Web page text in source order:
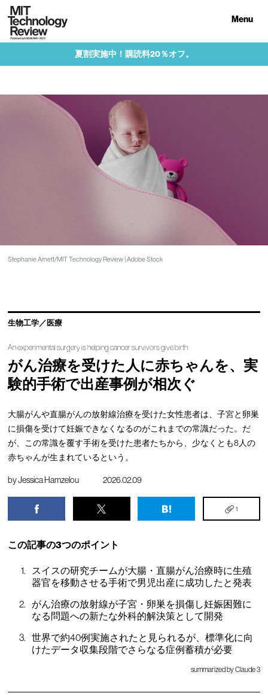
Menu
夏割実施中！購読料20％オフ。
Stephanie Arnett/MIT Technology Review | Adobe Stock
生物工学／医療
An experimental surgery is helping cancer survivors give birth
がん治療を受けた人に赤ちゃんを、実
験的手術で出産事例が相次ぐ
大腸がんや直腸がんの放射線治療を受けた女性患者は、子宮と卵巣
に損傷を受けて妊娠できなくなるのがこれまでの常識だった。だ
が、この常識を覆す手術を受けた患者たちから、少なくとも8人の
赤ちゃんが生まれているという。
byJessica Hamzelou 2026.02.09
1
この記事の3つのポイント
スイスの研究チームが大腸・直腸がん治療時に生殖
器官を移動させる手術で男児出産に成功したと発表
がん治療の放射線が子宮・卵巣を損傷し妊娠困難に
なる問題への新たな外科的解決策として開発
世界で約40例実施されたと見られるが、標準化に向
けたデータ収集段階でさらなる症例蓄積が必要
summarized by Claude 3